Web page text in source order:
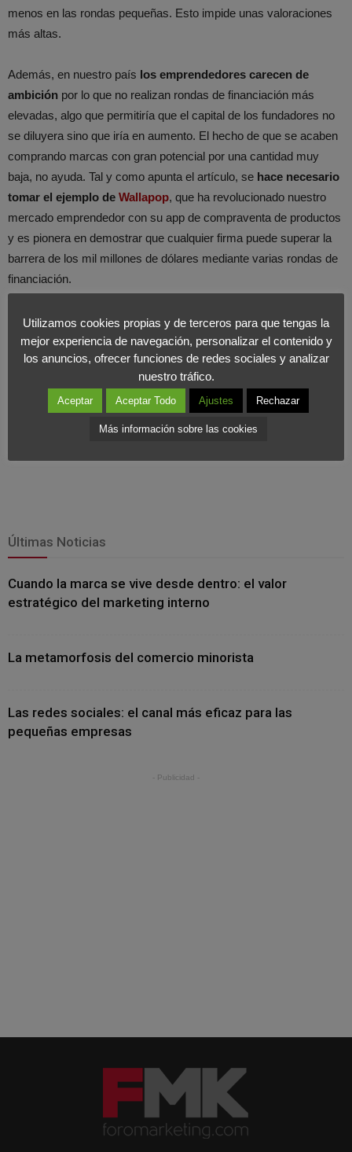
menos en las rondas pequeñas. Esto impide unas valoraciones
más altas.
Además, en nuestro país los emprendedores carecen de
ambición por lo que no realizan rondas de financiación más
elevadas, algo que permitiría que el capital de los fundadores no
se diluyera sino que iría en aumento. El hecho de que se acaben
comprando marcas con gran potencial por una cantidad muy
baja, no ayuda. Tal y como apunta el artículo, se hace necesario
tomar el ejemplo de Wallapop, que ha revolucionado nuestro
mercado emprendedor con su app de compraventa de productos
y es pionera en demostrar que cualquier firma puede superar la
barrera de los mil millones de dólares mediante varias rondas de
financiación.
Últimas Noticias
Cuando la marca se vive desde dentro: el valor
estratégico del marketing interno
La metamorfosis del comercio minorista
Las redes sociales: el canal más eficaz para las
pequeñas empresas
- Publicidad -
Utilizamos cookies propias y de terceros para que tengas la
mejor experiencia de navegación, personalizar el contenido y
los anuncios, ofrecer funciones de redes sociales y analizar
nuestro tráfico.
Aceptar Aceptar Todo Ajustes Rechazar
Más información sobre las cookies